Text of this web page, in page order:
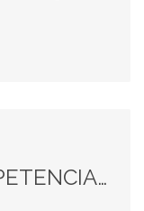
CESIÓN DE DERECHOS ENTRE PARTICULARES.